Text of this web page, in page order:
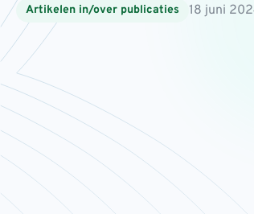
Artikelen in/over publicaties 18 juni